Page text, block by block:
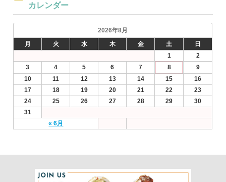
カレンダー
2026年8月
月
火 水 木 金 土 日
« 6月
1
2
3
4 5 6 7 8
9
10
11 12 13 14 15
16
17
18 19 20 21 22
23
24
25 26 27 28 29
30
31